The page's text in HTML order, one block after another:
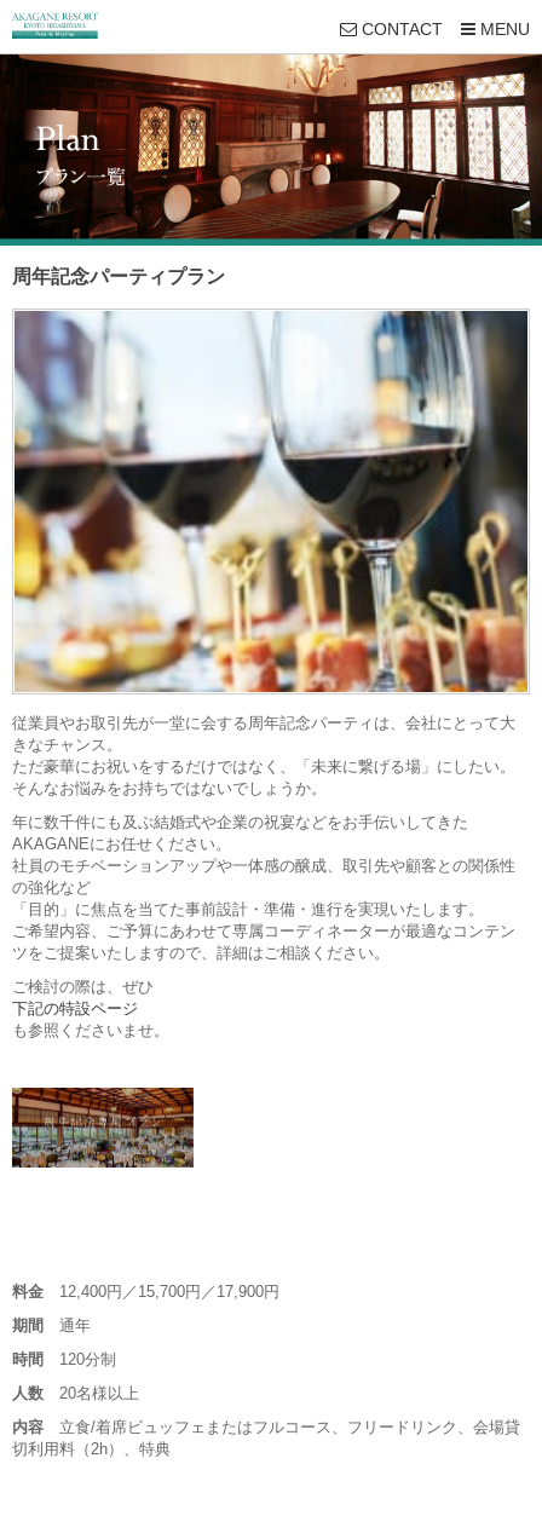
MENU
CONTACT
周年記念パーティプラン
従業員やお取引先が一堂に会する周年記念パーティは、会社にとって大
きなチャンス。
ただ豪華にお祝いをするだけではなく、「未来に繋げる場」にしたい。
そんなお悩みをお持ちではないでしょうか。
年に数千件にも及ぶ結婚式や企業の祝宴などをお手伝いしてきた
AKAGANEにお任せください。
社員のモチベーションアップや一体感の醸成、取引先や顧客との関係性
の強化など
「目的」に焦点を当てた事前設計・準備・進行を実現いたします。
ご希望内容、ご予算にあわせて専属コーディネーターが最適なコンテン
ツをご提案いたしますので、詳細はご相談ください。
ご検討の際は、ぜひ
下記の特設ページ
も参照くださいませ。
料金 12,400円／15,700円／17,900円
期間
通年
時間 120分制
人数 20名様以上
内容 立食/着席ビュッフェまたはフルコース、フリードリンク、会場貸
切利用料（2h）、特典